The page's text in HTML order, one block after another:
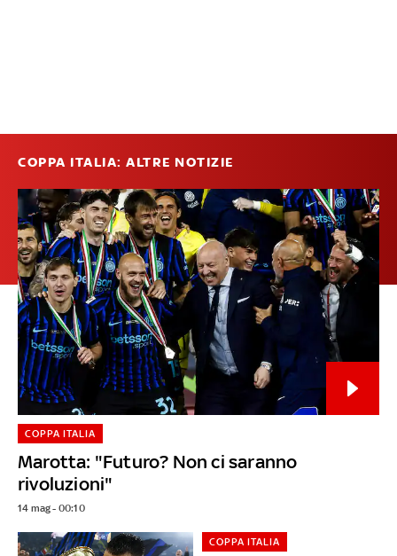
COPPA ITALIA: ALTRE NOTIZIE
Marotta: "Futuro? Non ci saranno
rivoluzioni"
COPPA ITALIA
14 mag - 00:10
COPPA ITALIA